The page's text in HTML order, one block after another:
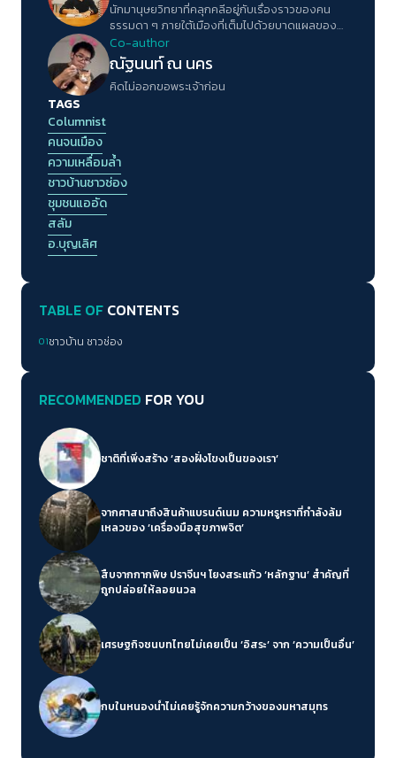
นักมานุษยวิทยาที่คลุกคลีอยู่กับเรื่องราวของคน
ธรรมดา ๆ ภายใต้เมืองที่เต็มไปด้วยบาดแผลของ
ความเหลื่อมล้ำ หลงใหลงานเขียนนอกขนบงาน
วิชาการ และหวังผลักดันการเปลี่ยนแปลงไปสู่สังคม
ที่เท่าเทียมมากกว่าที่เป็น
Co-author
ณัฐนนท์ ณ นคร
คิดไม่ออกขอพระเจ้าก่อน
TAGS
Columnist
คนจนเมือง
ความเหลื่อมล้ำ
ชาวบ้านชาวช่อง
ชุมชนแออัด
สลัม
อ.บุญเลิศ
TABLE OF CONTENTS
01ชาวบ้าน ชาวช่อง
RECOMMENDED FOR YOU
ชาติที่เพิ่งสร้าง ‘สองฝั่งโขงเป็นของเรา’
จากศาสนาถึงสินค้าแบรนด์เนม ความหรูหราที่กำลังล้ม
เหลวของ ‘เครื่องมือสุขภาพจิต’
สืบจากกากพิษ ปราจีนฯ โยงสระแก้ว ‘หลักฐาน’ สำคัญที่
ถูกปล่อยให้ลอยนวล
เศรษฐกิจชนบทไทยไม่เคยเป็น ‘อิสระ’ จาก ‘ความเป็นอื่น’
กบในหนองน้ำไม่เคยรู้จักความกว้างของมหาสมุทร